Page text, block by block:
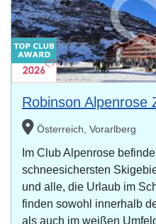
Robinson Alpenrose
Österreich, Vorarlberg
Im Club Alpenrose
schneesichersten
und alle, die Urlaub im
finden sowohl innerhalb
als auch im weißen